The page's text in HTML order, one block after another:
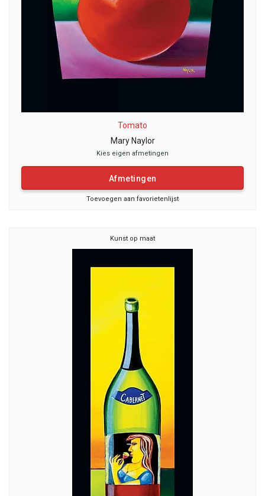
Tomato
Mary Naylor
Kies eigen afmetingen
Afmetingen
Toevoegen aan favorietenlijst
Kunst op maat